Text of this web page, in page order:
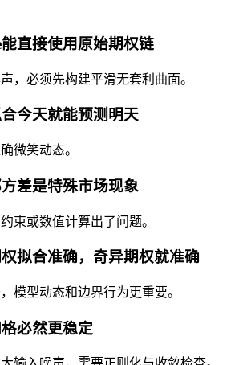
直接使用原始期权链
，必须先构建平滑无套利曲面。
今天就能预测明天
微笑动态。
差是特殊市场现象
束或数值计算出了问题。
拟合准确，奇异期权就准确
模型动态和边界行为更重要。
必然更稳定